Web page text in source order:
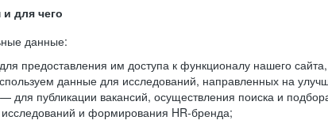
для чего
данные:
предоставления им доступа к функционалу нашего
данные для исследований, направленных на
— для публикации вакансий, осуществления поиска и
и формирования HR-бренда;